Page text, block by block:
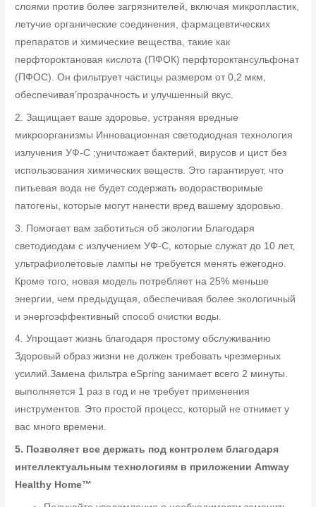
слоями против более загрязнителей, включая микропластик,
летучие органические соединения, фармацевтических
препаратов и химические вещества, такие как
перфтороктановая кислота (ПФОК) перфтороктансульфонат
(ПФОС). Он фильтрует частицы размером от 0,2 мкм,
обеспечивая’прозрачность и улучшенный вкус.
2. Защищает ваше здоровье, устраняя вредные
микроорганизмы Инновационная светодиодная технология
излучения УФ-C ;уничтожает бактерий, вирусов и цист без
использования химических веществ. Это гарантирует, что
питьевая вода не будет содержать водорастворимые
патогены, которые могут нанести вред вашему здоровью.
3. Помогает вам заботиться об экологии Благодаря
светодиодам с излучением УФ-C, которые служат до 10 лет,
ультрафиолетовые лампы не требуется менять ежегодно.
Кроме того, новая модель потребляет на 25% меньше
энергии, чем предыдущая, обеспечивая более экологичный
и энергоэффективный способ очистки воды.
4. Упрощает жизнь благодаря простому обслуживанию
Здоровый образ жизни не должен требовать чрезмерных
усилий.Замена фильтра eSpring занимает всего 2 минуты.
выполняется 1 раз в год и не требует применения
инструментов. Это простой процесс, который не отнимет у
вас много времени.
5. Позволяет все держать под контролем благодаря
интеллектуальным технологиям в приложении Amway
Healthy Home™